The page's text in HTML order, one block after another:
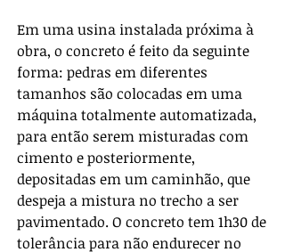
Em uma usina instalada próxima à
obra, o concreto é feito da seguinte
forma: pedras em diferentes
tamanhos são colocadas em uma
máquina totalmente automatizada,
para então serem misturadas com
cimento e posteriormente,
depositadas em um caminhão, que
despeja a mistura no trecho a ser
pavimentado. O concreto tem 1h30 de
tolerância para não endurecer no